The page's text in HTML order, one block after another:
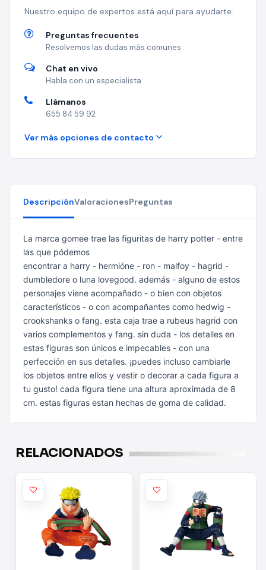
Nuestro equipo de expertos está aquí para ayudarte.
Preguntas frecuentes
Resolvemos las dudas más comunes
Chat en vivo
Habla con un especialista
Llámanos
655 84 59 92
Ver más opciones de contacto
DescripciónValoracionesPreguntas
La marca gomee trae las figuritas de harry potter - entre
las que pódemos
encontrar a harry - hermióne - ron - malfoy - hagrid -
dumbledore o luna lovegood. además - alguno de estos
personajes viene acompañado - o bien con objetos
característicos - o con acompañantes como hedwig -
crookshanks o fang. esta caja trae a rubeus hagrid con
varios complementos y fang. sin duda - los detalles en
estas figuras son únicos e impecables - con una
perfección en sus detalles. ¡puedes incluso cambiarle
los objetos entre ellos y vestir o decorar a cada figura a
tu gusto! cada figura tiene una altura aproximada de 8
cm. estas figuras estan hechas de goma de calidad.
RELACIONADOS